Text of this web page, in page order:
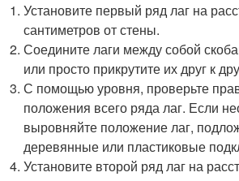
Установите первый ряд лаг на
сантиметров от стены.
Соедините лаги между собой
или просто прикрутите их друг к
С помощью уровня, проверьте
положения всего ряда лаг. Если
выровняйте положение лаг,
деревянные или пластиковые
Установите второй ряд лаг на